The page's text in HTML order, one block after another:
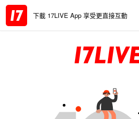
下載 17LIVE App 享受更直接互動